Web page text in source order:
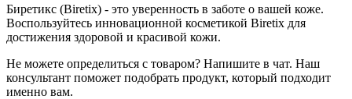
Биретикс (Biretix) - это уверенность в заботе о вашей коже.
Воспользуйтесь инновационной косметикой Biretix для
достижения здоровой и красивой кожи.
Не можете определиться с товаром? Напишите в чат. Наш
консультант поможет подобрать продукт, который подходит
именно вам.